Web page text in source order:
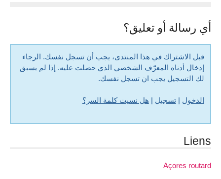
أي رسالة أو تعليق؟
قبل الاشتراك في هذا المنتدى، يجب أن تسجل نفسك. الرجاء
إدخال أدناه المعرّف الشخصي الذي حصلت عليه. إذا لم يسبق
لك التسجيل يجب ان تسجل نفسك.
الدخول تسجيل هل نسيت كلمة السر؟
Liens
Açores routard